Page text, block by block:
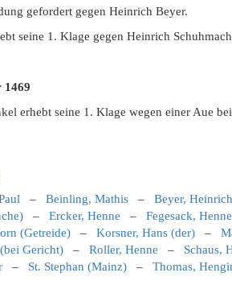
gefordert gegen Heinrich Beyer.
seine 1. Klage gegen Heinrich
1469
erhebt seine 1. Klage wegen einer Aue
– Beinling, Mathis – Beyer, Heinrich
– Ercker, Henne – Fegesack, Henne
(Getreide) – Korsner, Hans (der) –
Gericht) – Roller, Henne – Schaus,
– St. Stephan (Mainz) – Thomas,